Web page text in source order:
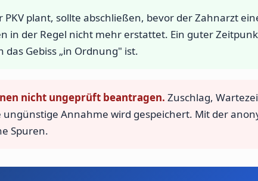
plant, sollte abschließen, bevor der Zahnarzt
der Regel nicht mehr erstattet. Ein guter
Gebiss „in Ordnung" ist.
nicht ungeprüft beantragen. Zuschlag,
Annahme wird gespeichert. Mit der
Spuren.